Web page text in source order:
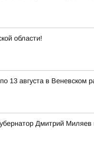
области!
августа в Веневском
Дмитрий